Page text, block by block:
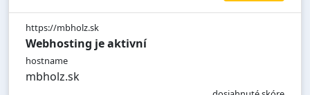
https://mbholz.sk
Webhosting je aktivní
hostname
mbholz.sk